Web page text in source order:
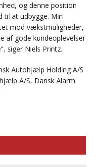
og denne position
at udbygge. Min
mod vækstmuligheder,
af gode kundeoplevelser
siger Niels Printz.
Autohjælp Holding A/S
A/S, Dansk Alarm